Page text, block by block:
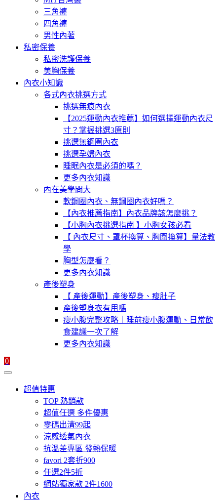
三角褲
四角褲
男性內著
私密保養
私密洗護保養
美胸保養
內衣小知識
各式內衣挑選方式
挑選無痕內衣
【2025運動內衣推薦】如何選擇運動內衣尺
寸？掌握挑選3原則
挑選無鋼圈內衣
挑選孕婦內衣
睡眠內衣是必須的嗎？
更多內衣知識
內在美學問大
軟鋼圈內衣、無鋼圈內衣好嗎？
【內衣推薦指南】內衣品牌該怎麼挑？
【小胸內衣挑選指南 】小胸女孩必看
【 內衣尺寸、罩杯換算、胸圍換算】量法教
學
胸型怎麼看？
更多內衣知識
產後塑身
【 產後運動】產後塑身、瘦肚子
產後塑身衣有用嗎
瘦小腹完整攻略｜睡前瘦小腹運動、日常飲
食建議一次了解
更多內衣知識
0
超值特惠
TOP 熱銷款
超值任選 多件優惠
零碼出清99起
涼感透氣內衣
抗溫差專區 發熱保暖
favori 2套折900
任選2件5折
網站獨家款 2件1600
內衣